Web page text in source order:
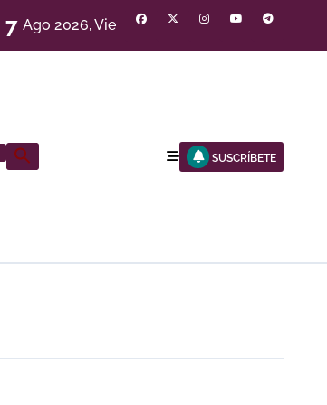
7 Ago 2026, Vie
SUSCRÍBETE